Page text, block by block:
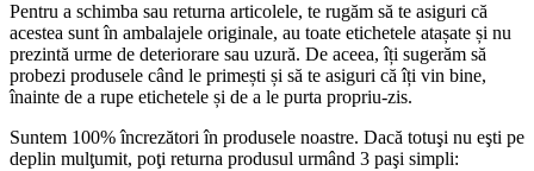
Pentru a schimba sau returna articolele, te rugăm să te asiguri că
acestea sunt în ambalajele originale, au toate etichetele atașate și nu
prezintă urme de deteriorare sau uzură. De aceea, îți sugerăm să
probezi produsele când le primești și să te asiguri că îți vin bine,
înainte de a rupe etichetele și de a le purta propriu-zis.
Suntem 100% încrezători în produsele noastre. Dacă totuşi nu eşti pe
deplin mulţumit, poţi returna produsul urmând 3 paşi simpli: